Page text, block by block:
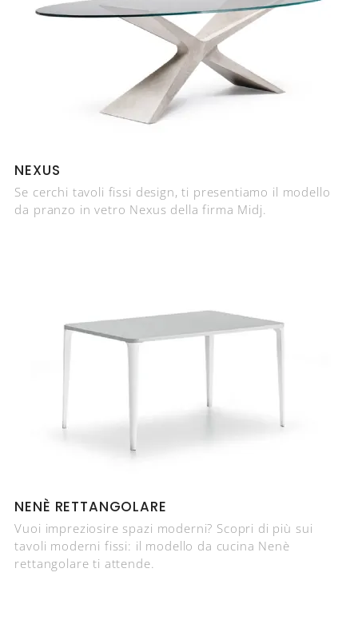
NEXUS
Se cerchi tavoli fissi design, ti presentiamo il modello
da pranzo in vetro Nexus della firma Midj.
NENÈ RETTANGOLARE
Vuoi impreziosire spazi moderni? Scopri di più sui
tavoli moderni fissi: il modello da cucina Nenè
rettangolare ti attende.